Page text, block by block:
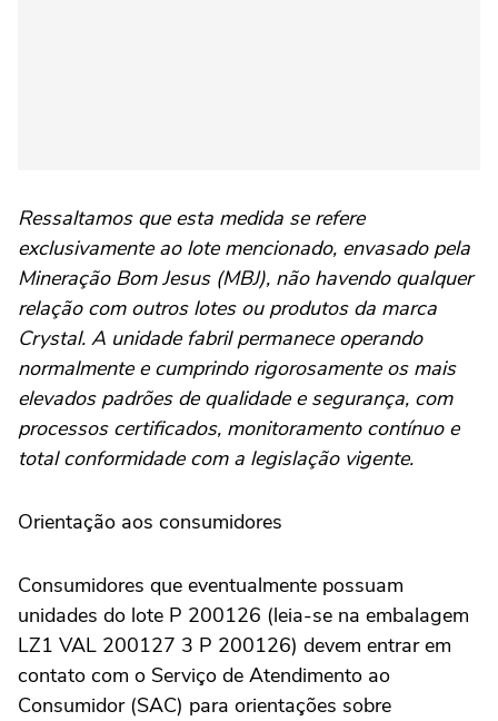
Ressaltamos que esta medida se refere
exclusivamente ao lote mencionado, envasado pela
Mineração Bom Jesus (MBJ), não havendo qualquer
relação com outros lotes ou produtos da marca
Crystal. A unidade fabril permanece operando
normalmente e cumprindo rigorosamente os mais
elevados padrões de qualidade e segurança, com
processos certificados, monitoramento contínuo e
total conformidade com a legislação vigente.
Orientação aos consumidores
Consumidores que eventualmente possuam
unidades do lote P 200126 (leia-se na embalagem
LZ1 VAL 200127 3 P 200126) devem entrar em
contato com o Serviço de Atendimento ao
Consumidor (SAC) para orientações sobre